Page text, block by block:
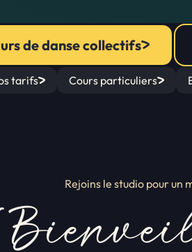
de danse collectifs
tarifs Cours particuliers
Rejoins le studio pour un